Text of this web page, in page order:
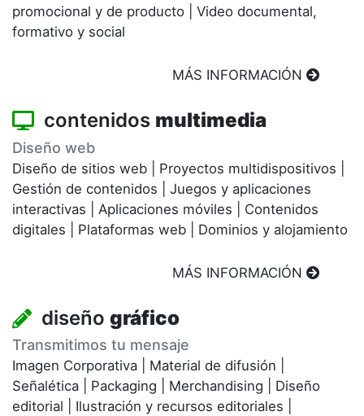
promocional y de producto
Video documental,
formativo y social
MÁS INFORMACIÓN
contenidos multimedia
Diseño web
Diseño de sitios web Proyectos multidispositivos
Gestión de contenidos
Juegos y aplicaciones
interactivas
Aplicaciones móviles
Contenidos
digitales
Plataformas web Dominios y alojamiento
MÁS INFORMACIÓN
diseño gráfico
Transmitimos tu mensaje
Imagen Corporativa Material de difusión
Señalética
Packaging Merchandising
Diseño
editorial
Ilustración y recursos editoriales